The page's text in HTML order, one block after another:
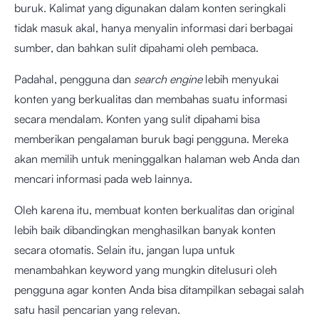
buruk. Kalimat yang digunakan dalam konten seringkali
tidak masuk akal, hanya menyalin informasi dari berbagai
sumber, dan bahkan sulit dipahami oleh pembaca.
Padahal, pengguna dan search enginelebih menyukai
konten yang berkualitas dan membahas suatu informasi
secara mendalam. Konten yang sulit dipahami bisa
memberikan pengalaman buruk bagi pengguna. Mereka
akan memilih untuk meninggalkan halaman web Anda dan
mencari informasi pada web lainnya.
Oleh karena itu, membuat konten berkualitas dan original
lebih baik dibandingkan menghasilkan banyak konten
secara otomatis. Selain itu, jangan lupa untuk
menambahkan keyword yang mungkin ditelusuri oleh
pengguna agar konten Anda bisa ditampilkan sebagai salah
satu hasil pencarian yang relevan.